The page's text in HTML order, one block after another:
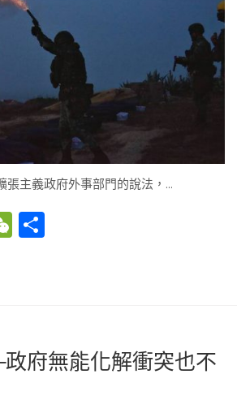
張主義政府外事部門的說法，…
WeChat
府無能化解衝突也不